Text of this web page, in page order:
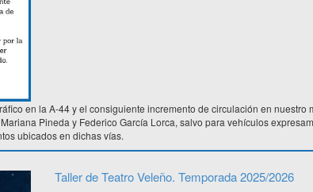
en la A-44 y el consiguiente incremento de circulación en nuestro
Pineda y Federico García Lorca, salvo para vehículos
ubicados en dichas vías.
Taller de Teatro Veleño. Temporada 2025/2026